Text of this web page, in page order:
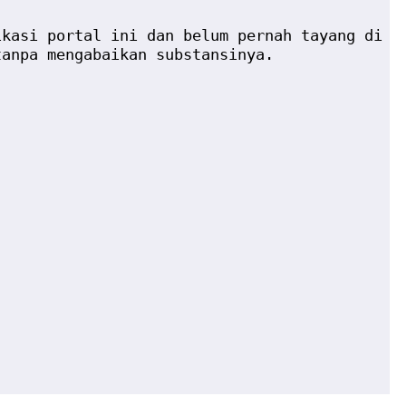
portal ini dan belum pernah tayang di
mengabaikan substansinya.